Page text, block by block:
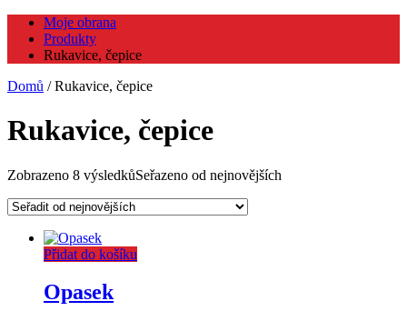
Moje obrana
Produkty
Rukavice, čepice
Domů / Rukavice, čepice
Rukavice, čepice
Zobrazeno 8 výsledkůSeřazeno od nejnovějších
Přidat do košíku
Opasek